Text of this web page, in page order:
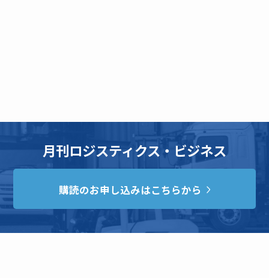
月刊ロジスティクス・ビジネス
購読のお申し込みはこちらから